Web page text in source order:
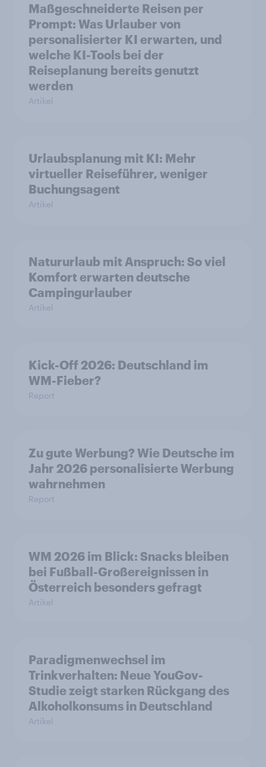
Maßgeschneiderte Reisen per
Prompt: Was Urlauber von
personalisierter KI erwarten, und
welche KI-Tools bei der
Reiseplanung bereits genutzt
werden
Artikel
Urlaubsplanung mit KI: Mehr
virtueller Reiseführer, weniger
Buchungsagent
Artikel
Natururlaub mit Anspruch: So viel
Komfort erwarten deutsche
Campingurlauber
Artikel
Kick-Off 2026: Deutschland im
WM-Fieber?
Report
Zu gute Werbung? Wie Deutsche im
Jahr 2026 personalisierte Werbung
wahrnehmen
Report
WM 2026 im Blick: Snacks bleiben
bei Fußball-Großereignissen in
Österreich besonders gefragt
Artikel
Paradigmenwechsel im
Trinkverhalten: Neue YouGov-
Studie zeigt starken Rückgang des
Alkoholkonsums in Deutschland
Artikel